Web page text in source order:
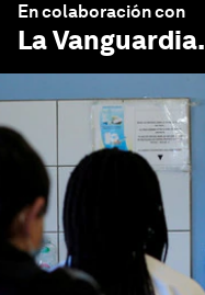
En colaboración con
La Vanguardia.